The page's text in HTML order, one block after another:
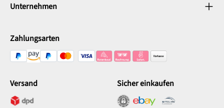
Unternehmen
Zahlungsarten
Versand Sicher einkaufen